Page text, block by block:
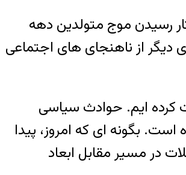
زمانی سال های ۱۳۸۴ تا ۱۳۹۱، همزمان با به سن کار رسیدن موج متولدین دهه
دیگر از ناهنجای های اجتماعی
کرده ایم. حوادث سیاسی
بگونه ای که امروز، پیدا
در مسیر مقابل ابعاد